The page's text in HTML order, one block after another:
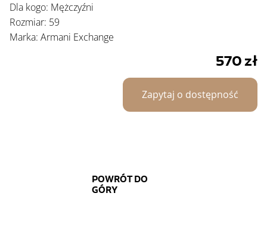
Dla kogo: Mężczyźni
Rozmiar: 59
Marka: Armani Exchange
570zł
Zapytaj o dostępność
POWRÓT DO
GÓRY